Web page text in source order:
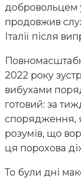
добровольцем
продовжив
Італії після
2022 року
вибухами
готовий: за
спорядження,
розумів, що
ця порохова
То були дні